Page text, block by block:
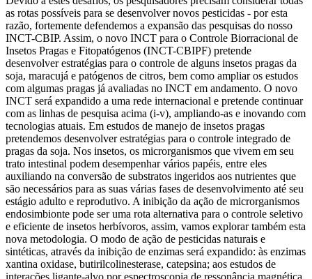
as rotas possíveis para se desenvolver novos pesticidas - por esta
razão, fortemente defendemos a expansão das pesquisas do nosso
INCT-CBIP. Assim, o novo INCT para o Controle Biorracional de
Insetos Pragas e Fitopatógenos (INCT-CBIPF) pretende
desenvolver estratégias para o controle de alguns insetos pragas da
soja, maracujá e patógenos de citros, bem como ampliar os estudos
com algumas pragas já avaliadas no INCT em andamento. O novo
INCT será expandido a uma rede internacional e pretende continuar
com as linhas de pesquisa acima (i-v), ampliando-as e inovando com
tecnologias atuais. Em estudos de manejo de insetos pragas
pretendemos desenvolver estratégias para o controle integrado de
pragas da soja. Nos insetos, os microrganismos que vivem em seu
trato intestinal podem desempenhar vários papéis, entre eles
auxiliando na conversão de substratos ingeridos aos nutrientes que
são necessários para as suas várias fases de desenvolvimento até seu
estágio adulto e reprodutivo. A inibição da ação de microrganismos
endosimbionte pode ser uma rota alternativa para o controle seletivo
e eficiente de insetos herbívoros, assim, vamos explorar também esta
nova metodologia. O modo de ação de pesticidas naturais e
sintéticas, através da inibição de enzimas será expandido: às enzimas
xantina oxidase, butirilcolinesterase, catepsina; aos estudos de
interações ligante-alvo por espectroscopia de ressonância magnética